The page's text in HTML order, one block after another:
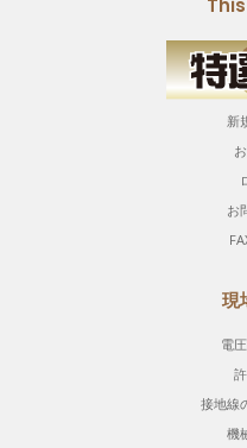
新
お
現
電
接地線
機